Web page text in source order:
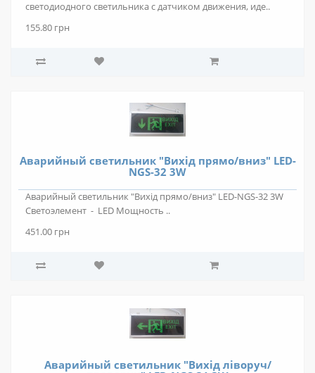
светодиодного светильника с датчиком движения, иде..
155.80 грн
Аварийный светильник "Вихід прямо/вниз" LED-
NGS-32 3W
Аварийный светильник "Вихід прямо/вниз" LED-NGS-32 3W
Светоэлемент - LED Мощность ..
451.00 грн
Аварийный светильник "Вихід ліворуч/